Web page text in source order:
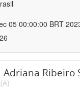
05 00:00:00 BRT
Adriana Ribeiro